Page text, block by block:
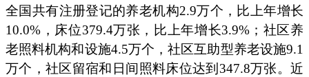
全国共有注册登记的养老机构2.9万个，比上年增长
10.0%，床位379.4万张，比上年增长3.9%；社区养
老照料机构和设施4.5万个，社区互助型养老设施9.1
万个，社区留宿和日间照料床位达到347.8万张。近